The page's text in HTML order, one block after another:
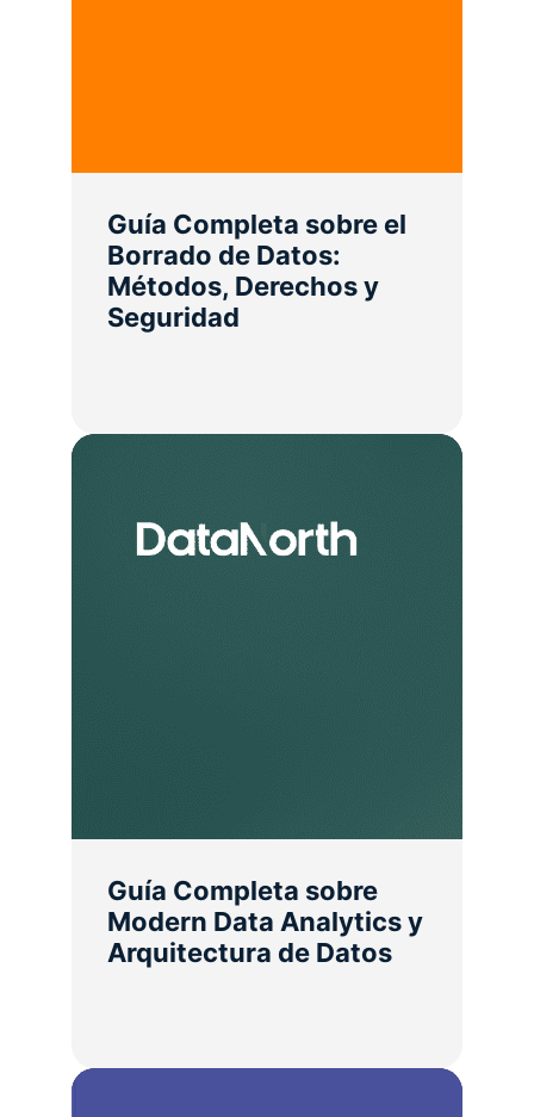
Guía Completa sobre el
Borrado de Datos:
Métodos, Derechos y
Seguridad
Guía Completa sobre
Modern Data Analytics y
Arquitectura de Datos